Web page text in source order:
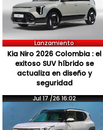
Lanzamiento
Kia Niro 2026 Colombia : el
exitoso SUV híbrido se
actualiza en diseño y
seguridad
Jul 17 /26 16:02